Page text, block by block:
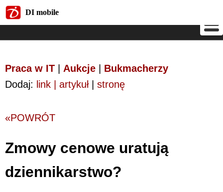
DI mobile
Praca w IT Aukcje
Bukmacherzy
Dodaj: link | artykuł| stronę
«POWRÓT
Zmowy cenowe uratują
dziennikarstwo?
DI mobile